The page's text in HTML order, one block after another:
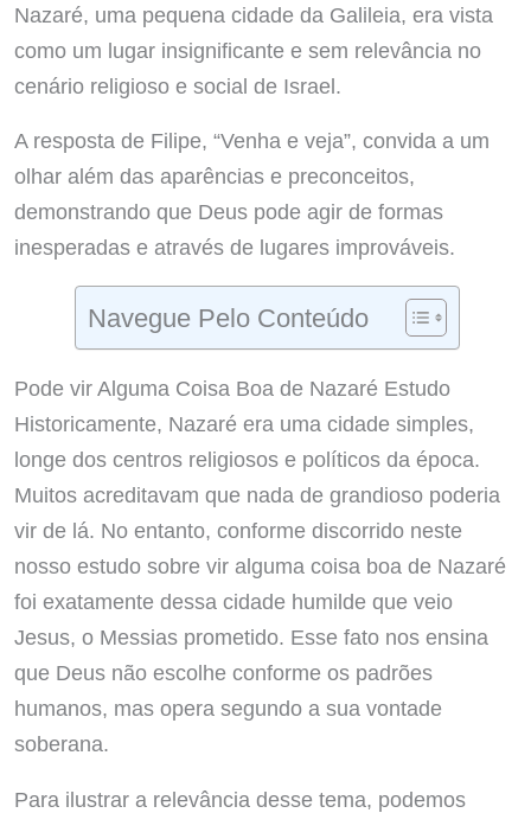
Nazaré, uma pequena cidade da Galileia, era vista
como um lugar insignificante e sem relevância no
cenário religioso e social de Israel.
A resposta de Filipe, “Venha e veja”, convida a um
olhar além das aparências e preconceitos,
demonstrando que Deus pode agir de formas
inesperadas e através de lugares improváveis.
Navegue Pelo Conteúdo
Pode vir Alguma Coisa Boa de Nazaré Estudo
Historicamente, Nazaré era uma cidade simples,
longe dos centros religiosos e políticos da época.
Muitos acreditavam que nada de grandioso poderia
vir de lá. No entanto, conforme discorrido neste
nosso estudo sobre vir alguma coisa boa de Nazaré
foi exatamente dessa cidade humilde que veio
Jesus, o Messias prometido. Esse fato nos ensina
que Deus não escolhe conforme os padrões
humanos, mas opera segundo a sua vontade
soberana.
Para ilustrar a relevância desse tema, podemos